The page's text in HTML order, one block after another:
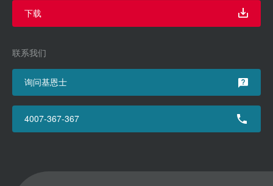
下载
联系我们
询问基恩士
4007-367-367